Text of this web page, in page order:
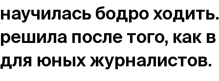
+7 925 836 16 98
info@powerofterritory.ru
научилась бодро
решила после того, как
для юных журналистов.